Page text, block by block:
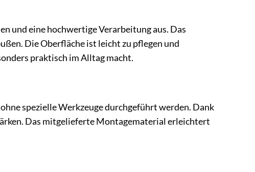
und eine hochwertige Verarbeitung aus. Das
Die Oberfläche ist leicht zu pflegen und
praktisch im Alltag macht.
spezielle Werkzeuge durchgeführt werden. Dank
Das mitgelieferte Montagematerial erleichtert